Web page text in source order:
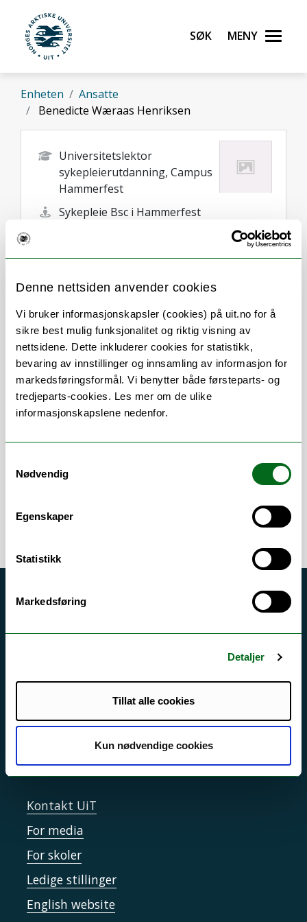
Denne nettsiden anvender cookies
Vi bruker informasjonskapsler (cookies) på uit.no for å
sikre best mulig funksjonalitet og riktig visning av
nettsidene. Dette inkluderer cookies for statistikk,
bevaring av innstillinger og innsamling av informasjon for
markedsføringsformål. Vi benytter både førsteparts- og
tredjeparts-cookies. Les mer om de ulike
informasjonskapslene nedenfor.
Nødvendig
Egenskaper
Statistikk
Markedsføring
Detaljer
Tillat alle cookies
Kun nødvendige cookies
Gå til hovedinnhold
UiT Norges arktiske universitet
Søk Meny
Enheten
Ansatte
Benedicte Wæraas Henriksen
Universitetslektor
sykepleierutdanning, Campus
Hammerfest
Sykepleie Bsc i Hammerfest
+47 78 45 06 42
90508020
Om
Forskning og undervisning
Akutt hjelp
Sikkerhet, beredskap og personvern
Informasjonskapsler
Tilgjengelighetserklæring
Kontakt UiT
For media
For skoler
Ledige stillinger
English website